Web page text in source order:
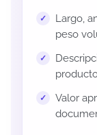
Largo,
peso
Valor